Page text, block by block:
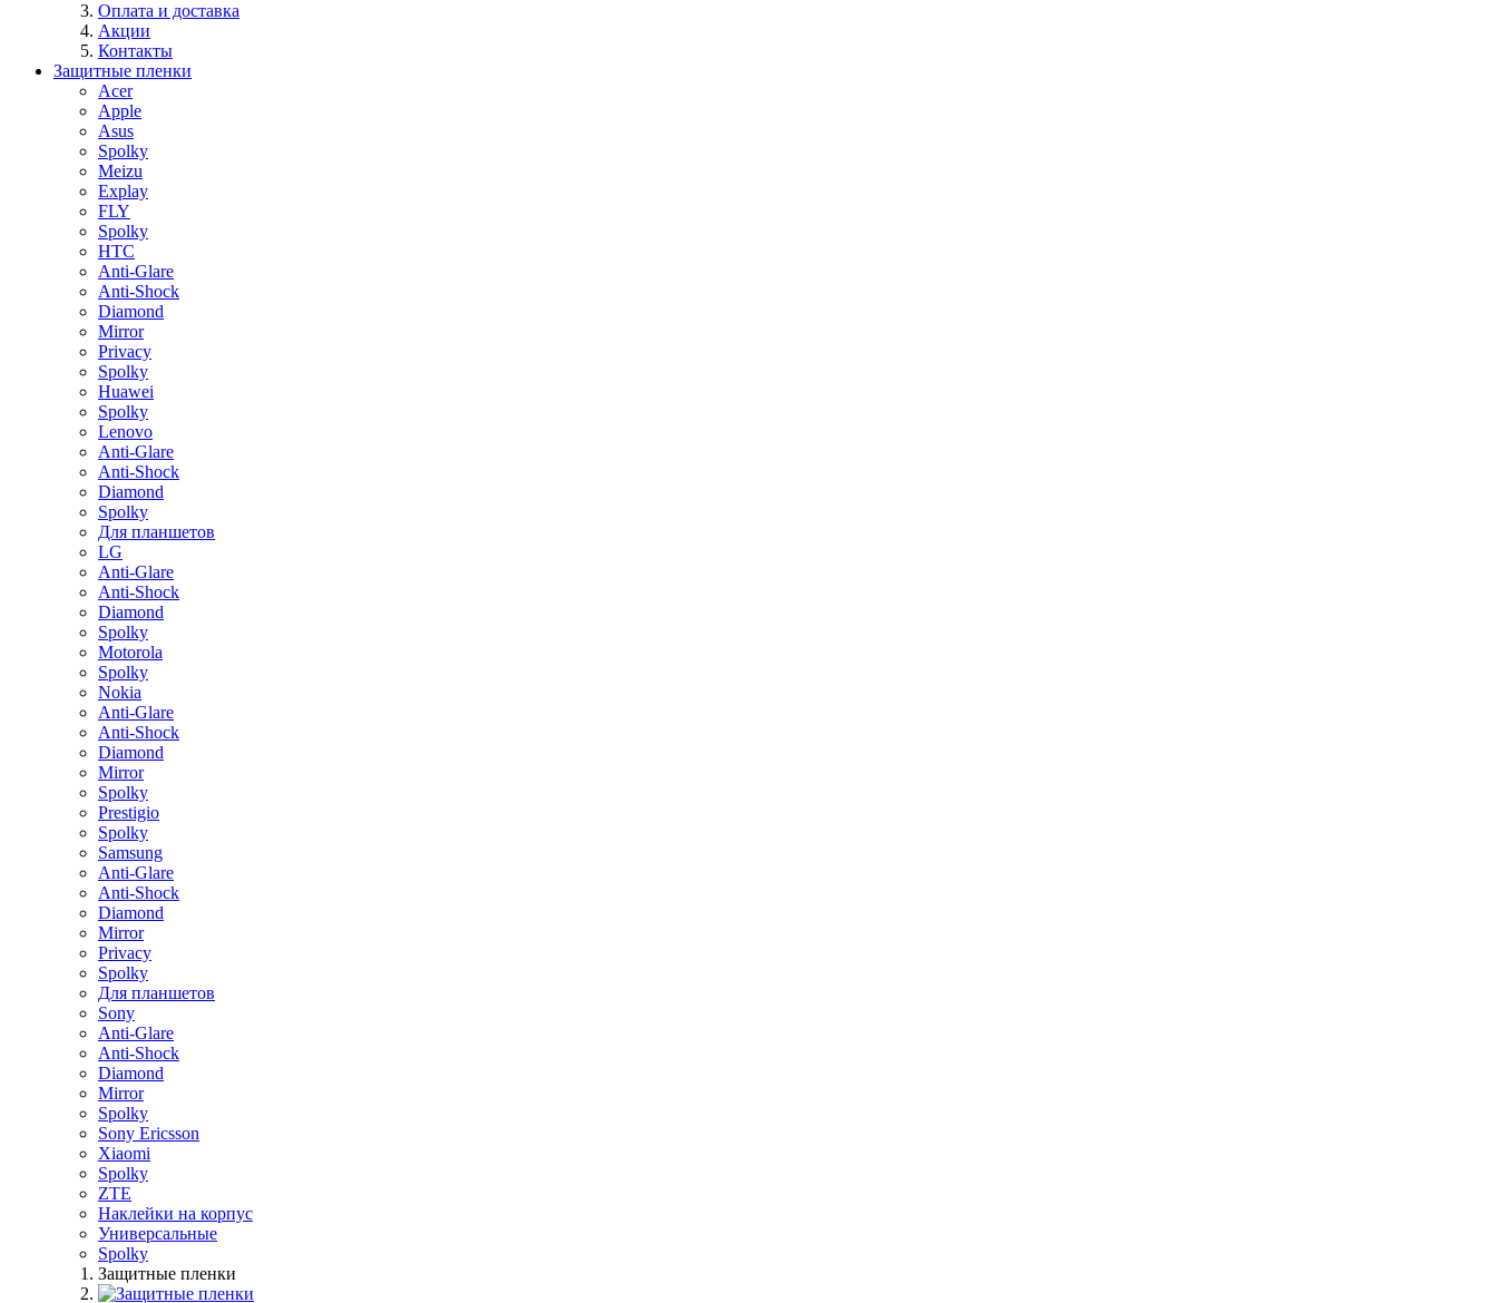
Оплата и доставка
Акции
Контакты
Защитные пленки
Acer
Apple
Asus
Spolky
Meizu
Explay
FLY
Spolky
HTC
Anti-Glare
Anti-Shock
Diamond
Mirror
Privacy
Spolky
Huawei
Spolky
Lenovo
Anti-Glare
Anti-Shock
Diamond
Spolky
Для планшетов
LG
Anti-Glare
Anti-Shock
Diamond
Spolky
Motorola
Spolky
Nokia
Anti-Glare
Anti-Shock
Diamond
Mirror
Spolky
Prestigio
Spolky
Samsung
Anti-Glare
Anti-Shock
Diamond
Mirror
Privacy
Spolky
Для планшетов
Sony
Anti-Glare
Anti-Shock
Diamond
Mirror
Spolky
Sony Ericsson
Xiaomi
Spolky
ZTE
Наклейки на корпус
Универсальные
Spolky
Защитные пленки